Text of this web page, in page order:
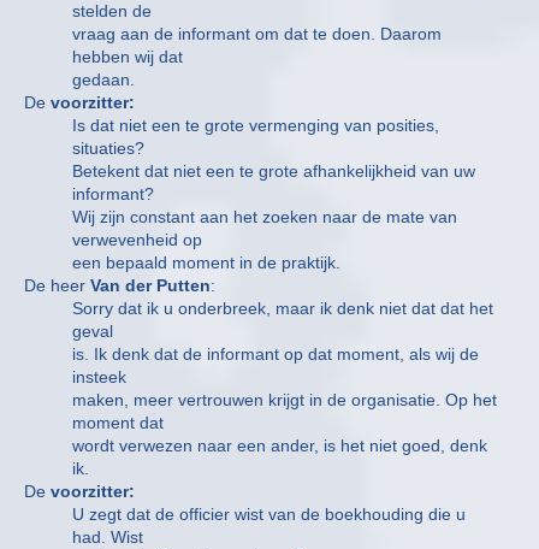
stelden de
vraag aan de informant om dat te doen. Daarom
hebben wij dat
gedaan.
De voorzitter:
Is dat niet een te grote vermenging van posities,
situaties?
Betekent dat niet een te grote afhankelijkheid van uw
informant?
Wij zijn constant aan het zoeken naar de mate van
verwevenheid op
een bepaald moment in de praktijk.
De heer Van der Putten:
Sorry dat ik u onderbreek, maar ik denk niet dat dat het
geval
is. Ik denk dat de informant op dat moment, als wij de
insteek
maken, meer vertrouwen krijgt in de organisatie. Op het
moment dat
wordt verwezen naar een ander, is het niet goed, denk
ik.
De voorzitter:
U zegt dat de officier wist van de boekhouding die u
had. Wist